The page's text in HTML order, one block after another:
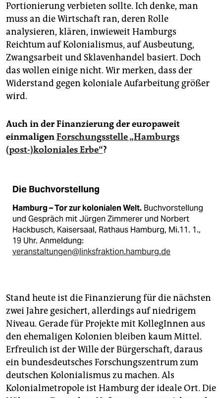
Portionierung verbieten sollte. Ich denke, man
muss an die Wirtschaft ran, deren Rolle
analysieren, klären, inwieweit Hamburgs
Reichtum auf Kolonialismus, auf Ausbeutung,
Zwangsarbeit und Sklavenhandel basiert. Doch
das wollen einige nicht. Wir merken, dass der
Widerstand gegen koloniale Aufarbeitung größer
wird.
Auch in der Finanzierung der europaweit
einmaligenForschungsstelle „Hamburgs
(post-)koloniales Erbe“?
Die Buchvorstellung
Hamburg – Tor zur kolonialen Welt. Buchvorstellung
und Gespräch mit Jürgen Zimmerer und Norbert
Hackbusch, Kaisersaal, Rathaus Hamburg, Mi.11. 1.,
19 Uhr. Anmeldung:
veranstaltungen@linksfraktion.hamburg.de
Stand heute ist die Finanzierung für die nächsten
zwei Jahre gesichert, allerdings auf niedrigem
Niveau. Gerade für Projekte mit KollegInnen aus
den ehemaligen Kolonien bleiben kaum Mittel.
Erfreulich ist der Wille der Bürgerschaft, daraus
ein bundesdeutsches Forschungszentrum zum
deutschen Kolonialismus zu machen. Als
Kolonialmetropole ist Hamburg der ideale Ort. Die